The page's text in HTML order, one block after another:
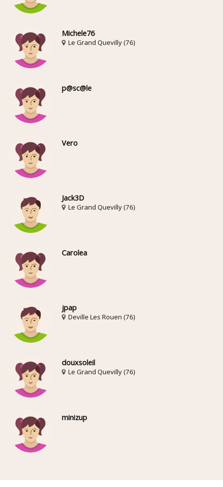
Michele76
Le Grand Quevilly (76)
p@sc@le
Vero
Jack3D
Le Grand Quevilly (76)
Carolea
jpap
Deville Les Rouen (76)
douxsoleil
Le Grand Quevilly (76)
minizup